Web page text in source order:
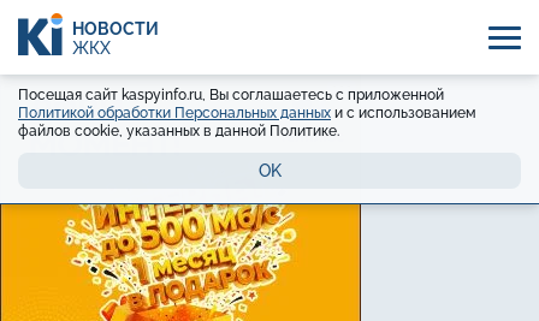
НОВОСТИ
ЖКХ
Посещая сайт kaspyinfo.ru, Вы соглашаетесь с приложенной
Политикой обработки Персональных данных и с использованием
файлов cookie, указанных в данной Политике.
OK